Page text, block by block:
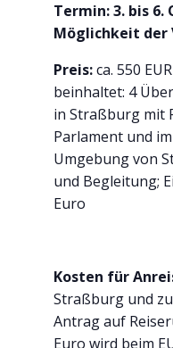
Termin: 3. bis
Möglichkeit der
Preis:ca. 550
beinhaltet: 4
in Straßburg mit
Parlament und
Umgebung von
und Begleitung;
Euro
Kosten für
Straßburg und
Antrag auf
Euro wird beim